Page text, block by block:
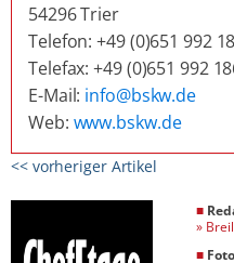
54296 Trier
Telefon: +49 (0)651 992
Telefax: +49 (0)651 992
E-Mail: info@bskw.de
Web: www.bskw.de
<< vorheriger Artikel
■
»
■